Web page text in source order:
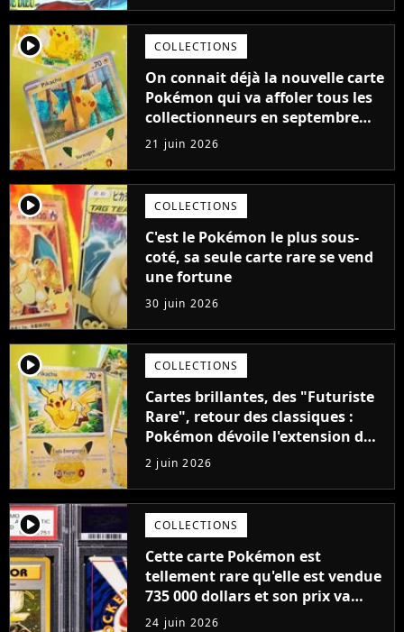
player2 COLLECTIONS
On connait déjà la nouvelle carte
Pokémon qui va affoler tous les
collectionneurs en septembre
2026
21 juin 2026
player2 COLLECTIONS
C'est le Pokémon le plus sous-
coté, sa seule carte rare se vend
une fortune
30 juin 2026
player2 COLLECTIONS
Cartes brillantes, des "Futuriste
Rare", retour des classiques :
Pokémon dévoile l'extension du
30ème anniversaire du TCG et on
veut tout acheter
2 juin 2026
player2 COLLECTIONS
Cette carte Pokémon est
tellement rare qu'elle est vendue
735 000 dollars et son prix va
encore augmenter
24 juin 2026